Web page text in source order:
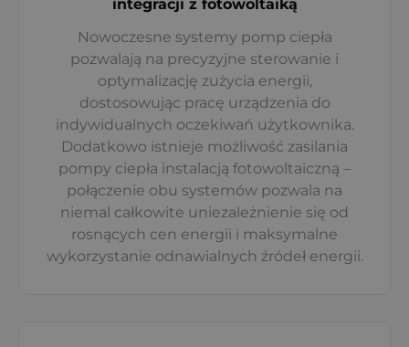
Nowoczesne systemy pomp ciepła
pozwalają na precyzyjne sterowanie i
optymalizację zużycia energii,
dostosowując pracę urządzenia do
indywidualnych oczekiwań użytkownika.
Dodatkowo istnieje możliwość zasilania
pompy ciepła instalacją fotowoltaiczną –
połączenie obu systemów pozwala na
niemal całkowite uniezależnienie się od
rosnących cen energii i maksymalne
wykorzystanie odnawialnych źródeł energii.